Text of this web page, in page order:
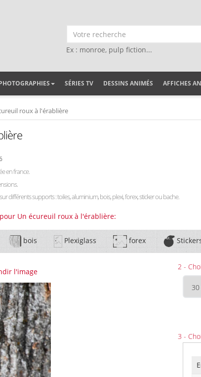
Ex : monroe, pulp fiction...
SÉRIES TV DESSINS ANIMÉS AFFICHES
roux à l'érablière
en france.
sur différents supports : toiles, aluminium, bois, plexi, forex, sticker ou bache.
Un écureuil roux à l'érablière:
bois Plexiglass forex
l'image
2 -
3 -